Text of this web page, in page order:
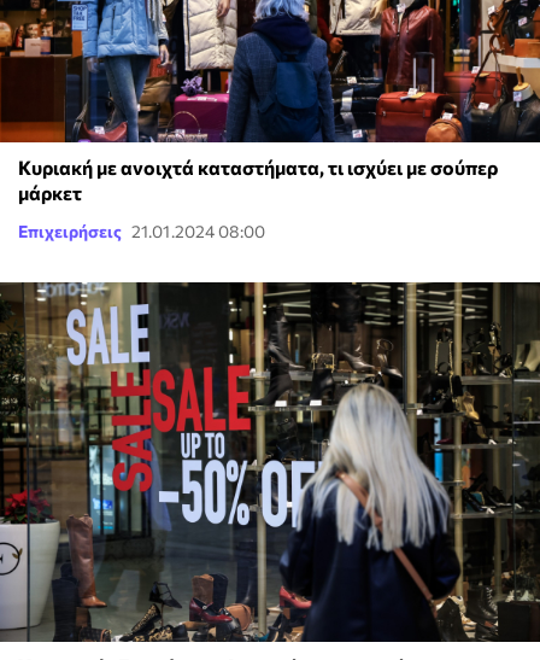
Κυριακή με ανοιχτά καταστήματα, τι ισχύει με σούπερ
μάρκετ
Επιχειρήσεις 21.01.2024 08:00